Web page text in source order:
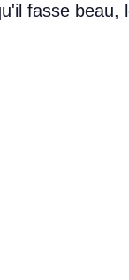
fasse beau,